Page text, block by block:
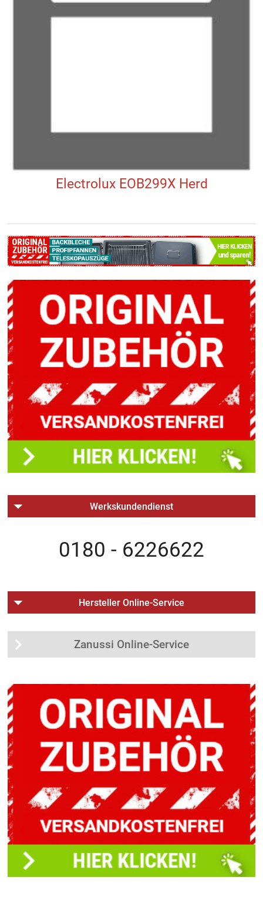
Electrolux EOB299X Herd
Werkskundendienst
0180 - 6226622
Hersteller Online-Service
Zanussi Online-Service